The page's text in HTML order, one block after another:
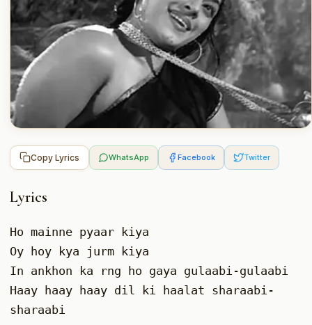
Copy Lyrics WhatsApp Facebook Twitter
Lyrics
Ho mainne pyaar kiya
Oy hoy kya jurm kiya
In ankhon ka rng ho gaya gulaabi-gulaabi
Haay haay haay dil ki haalat sharaabi-
sharaabi